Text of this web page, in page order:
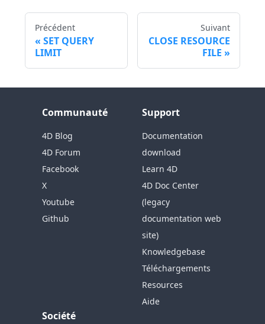
Précédent
SET QUERY
LIMIT
Suivant
CLOSE RESOURCE
FILE
Communauté
4D Blog
4D Forum
Facebook
X
Youtube
Github
Support
Documentation
download
Learn 4D
4D Doc Center
(legacy
documentation web
site)
Knowledgebase
Téléchargements
Resources
Aide
Société